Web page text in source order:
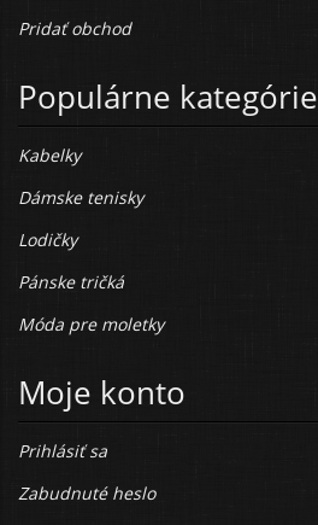
Pridať obchod
Populárne kategórie
Kabelky
Dámske tenisky
Lodičky
Pánske tričká
Móda pre moletky
Moje konto
Prihlásiť sa
Zabudnuté heslo